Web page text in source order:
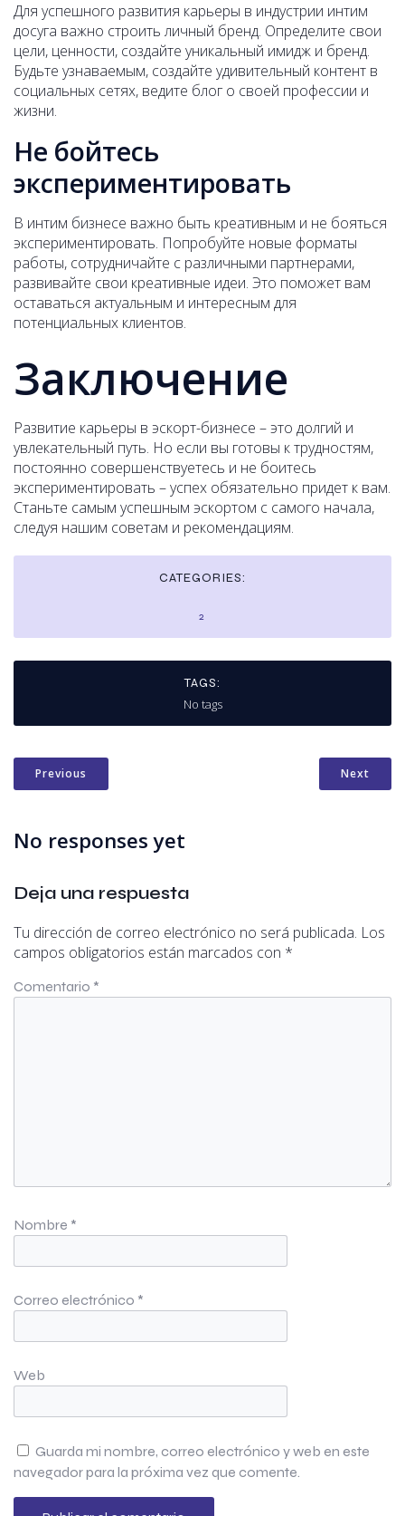
Для успешного развития карьеры в индустрии интим
досуга важно строить личный бренд. Определите свои
цели, ценности, создайте уникальный имидж и бренд.
Будьте узнаваемым, создайте удивительный контент в
социальных сетях, ведите блог о своей профессии и
жизни.
Не бойтесь
экспериментировать
В интим бизнесе важно быть креативным и не бояться
экспериментировать. Попробуйте новые форматы
работы, сотрудничайте с различными партнерами,
развивайте свои креативные идеи. Это поможет вам
оставаться актуальным и интересным для
потенциальных клиентов.
Заключение
Развитие карьеры в эскорт-бизнесе – это долгий и
увлекательный путь. Но если вы готовы к трудностям,
постоянно совершенствуетесь и не боитесь
экспериментировать – успех обязательно придет к вам.
Станьте самым успешным эскортом с самого начала,
следуя нашим советам и рекомендациям.
CATEGORIES:
2
TAGS:
No tags
Previous Next
No responses yet
Deja una respuesta
Tu dirección de correo electrónico no será publicada. Los
campos obligatorios están marcados con *
Comentario *
Nombre *
Correo electrónico *
Web
Guarda mi nombre, correo electrónico y web en este
navegador para la próxima vez que comente.